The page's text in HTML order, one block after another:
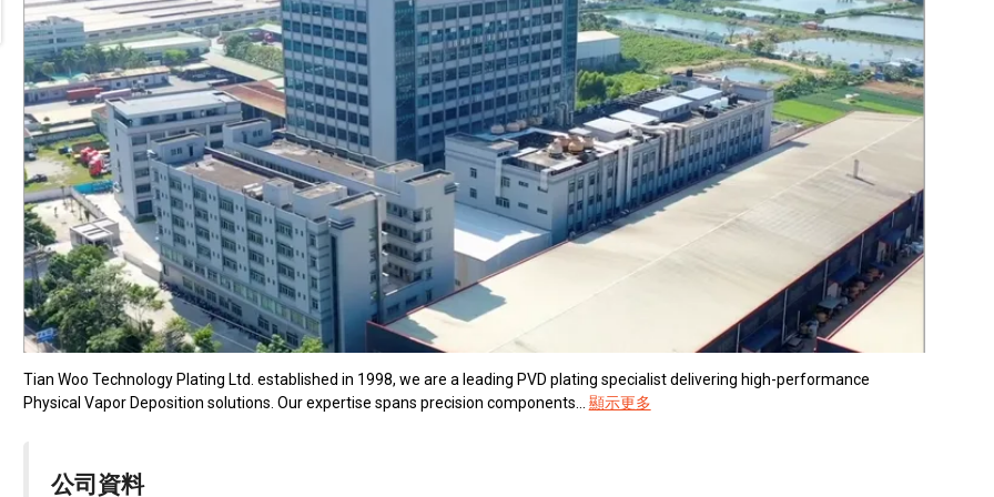
Tian Woo Technology Plating Ltd. established in 1998, we are a leading PVD plating specialist delivering high-performance
Physical Vapor Deposition solutions. Our expertise spans precision components...
顯示更多
公司資料